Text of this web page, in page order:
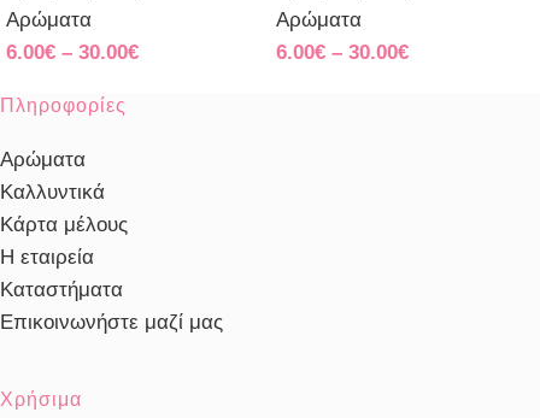
Αρώματα
6.00€ – 30.00€
Αρώματα
6.00€ – 30.00€
Πληροφορίες
Αρώματα
Καλλυντικά
Κάρτα μέλους
Η εταιρεία
Καταστήματα
Επικοινωνήστε μαζί μας
Χρήσιμα